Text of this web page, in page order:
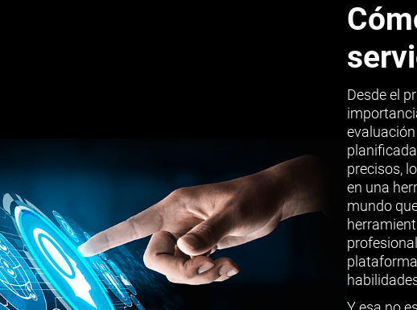
Desde el
precisos,
en una
mundo